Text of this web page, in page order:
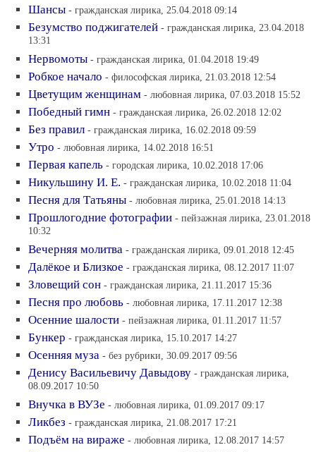
Шансы - гражданская лирика, 25.04.2018 09:14
Безумство поджигателей - гражданская лирика, 23.04.2018
13:31
Нервомоты - гражданская лирика, 01.04.2018 19:49
Робкое начало - философская лирика, 21.03.2018 12:54
Цветущим женщинам - любовная лирика, 07.03.2018 15:52
Победный гимн - гражданская лирика, 26.02.2018 12:02
Без правил - гражданская лирика, 16.02.2018 09:59
Утро - любовная лирика, 14.02.2018 16:51
Первая капель - городская лирика, 10.02.2018 17:06
Никульшину И. Е. - гражданская лирика, 10.02.2018 11:04
Песня для Татьяны - любовная лирика, 25.01.2018 14:13
Прошлогодние фотографии - пейзажная лирика, 23.01.2018
10:32
Вечерняя молитва - гражданская лирика, 09.01.2018 12:45
Далёкое и Близкое - гражданская лирика, 08.12.2017 11:07
Зловещий сон - гражданская лирика, 21.11.2017 15:36
Песня про любовь - любовная лирика, 17.11.2017 12:38
Осенние шалости - пейзажная лирика, 01.11.2017 11:57
Бункер - гражданская лирика, 15.10.2017 14:27
Осенняя муза - без рубрики, 30.09.2017 09:56
Денису Васильевичу Давыдову - гражданская лирика,
08.09.2017 10:50
Внучка в ВУЗе - любовная лирика, 01.09.2017 09:17
Ликбез - гражданская лирика, 21.08.2017 17:21
Подъём на вираже - любовная лирика, 12.08.2017 14:57